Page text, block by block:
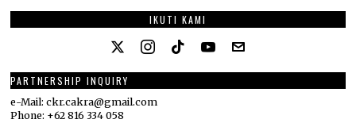
IKUTI KAMI
PARTNERSHIP INQUIRY
e-Mail: ckr.cakra@gmail.com
Phone: +62 816 334 058